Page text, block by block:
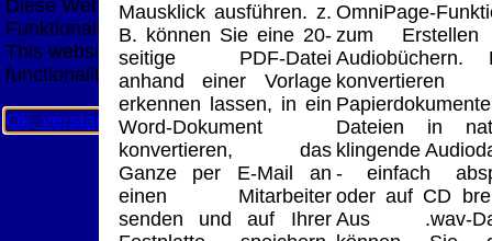
Mausklick ausführen. z.
B. können Sie eine 20-
seitige PDF-Datei
anhand einer Vorlage
erkennen lassen, in ein
Word-Dokument
konvertieren, das
Ganze per E-Mail an
einen Mitarbeiter
senden und auf Ihrer
OmniPage-
zum
Audiobüchern.
Dateien in
klingende
- einfach
oder auf CD
Aus .wav-
Diese Website nutzt Cookies, um bestmögliche
Funktionalität bieten zu können.
This website uses cookies to provide the best possible
functionality.
Ok, verstanden Mehr Infos